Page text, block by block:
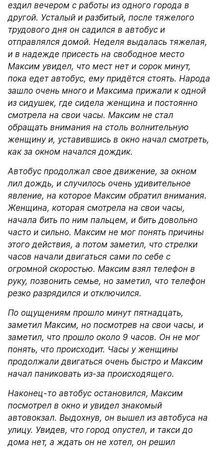
ездил вечером с работы из одного города в
другой. Усталый и разбитый, после тяжелого
трудового дня он садился в автобус и
отправлялся домой. Неделя выдалась тяжелая,
и в надежде присесть на свободное место
Максим увидел, что мест нет и сорок минут,
пока едет автобус, ему придётся стоять. Народа
зашло очень много и Максима прижали к одной
из сидушек, где сидела женщина и постоянно
смотрела на свои часы. Максим не стал
обращать внимания на столь волнительную
женщину и, уставившись в окно начал смотреть,
как за окном начался дождик.
Автобус продолжал свое движение, за окном
лил дождь, и случилось очень удивительное
явление, на которое Максим обратил внимания.
Женщина, которая смотрела на свои часы,
начала бить по ним пальцем, и бить довольно
часто и сильно. Максим не мог понять причины
этого действия, а потом заметил, что стрелки
часов начали двигаться сами по себе с
огромной скоростью. Максим взял телефон в
руку, позвонить семье, но заметил, что телефон
резко разрядился и отключился.
По ощущениям прошло минут пятнадцать,
заметил Максим, но посмотрев на свои часы, и
заметил, что прошло около 9 часов. Он не мог
понять, что происходит. Часы у женщины
продолжали двигаться очень быстро и Максим
начал паниковать из-за происходящего.
Наконец-то автобус остановился, Максим
посмотрел в окно и увидел знакомый
автовокзал. Выдохнув, он вышел из автобуса на
улицу. Увидев, что город опустел, и такси до
дома нет, а ждать он не хотел, он решил